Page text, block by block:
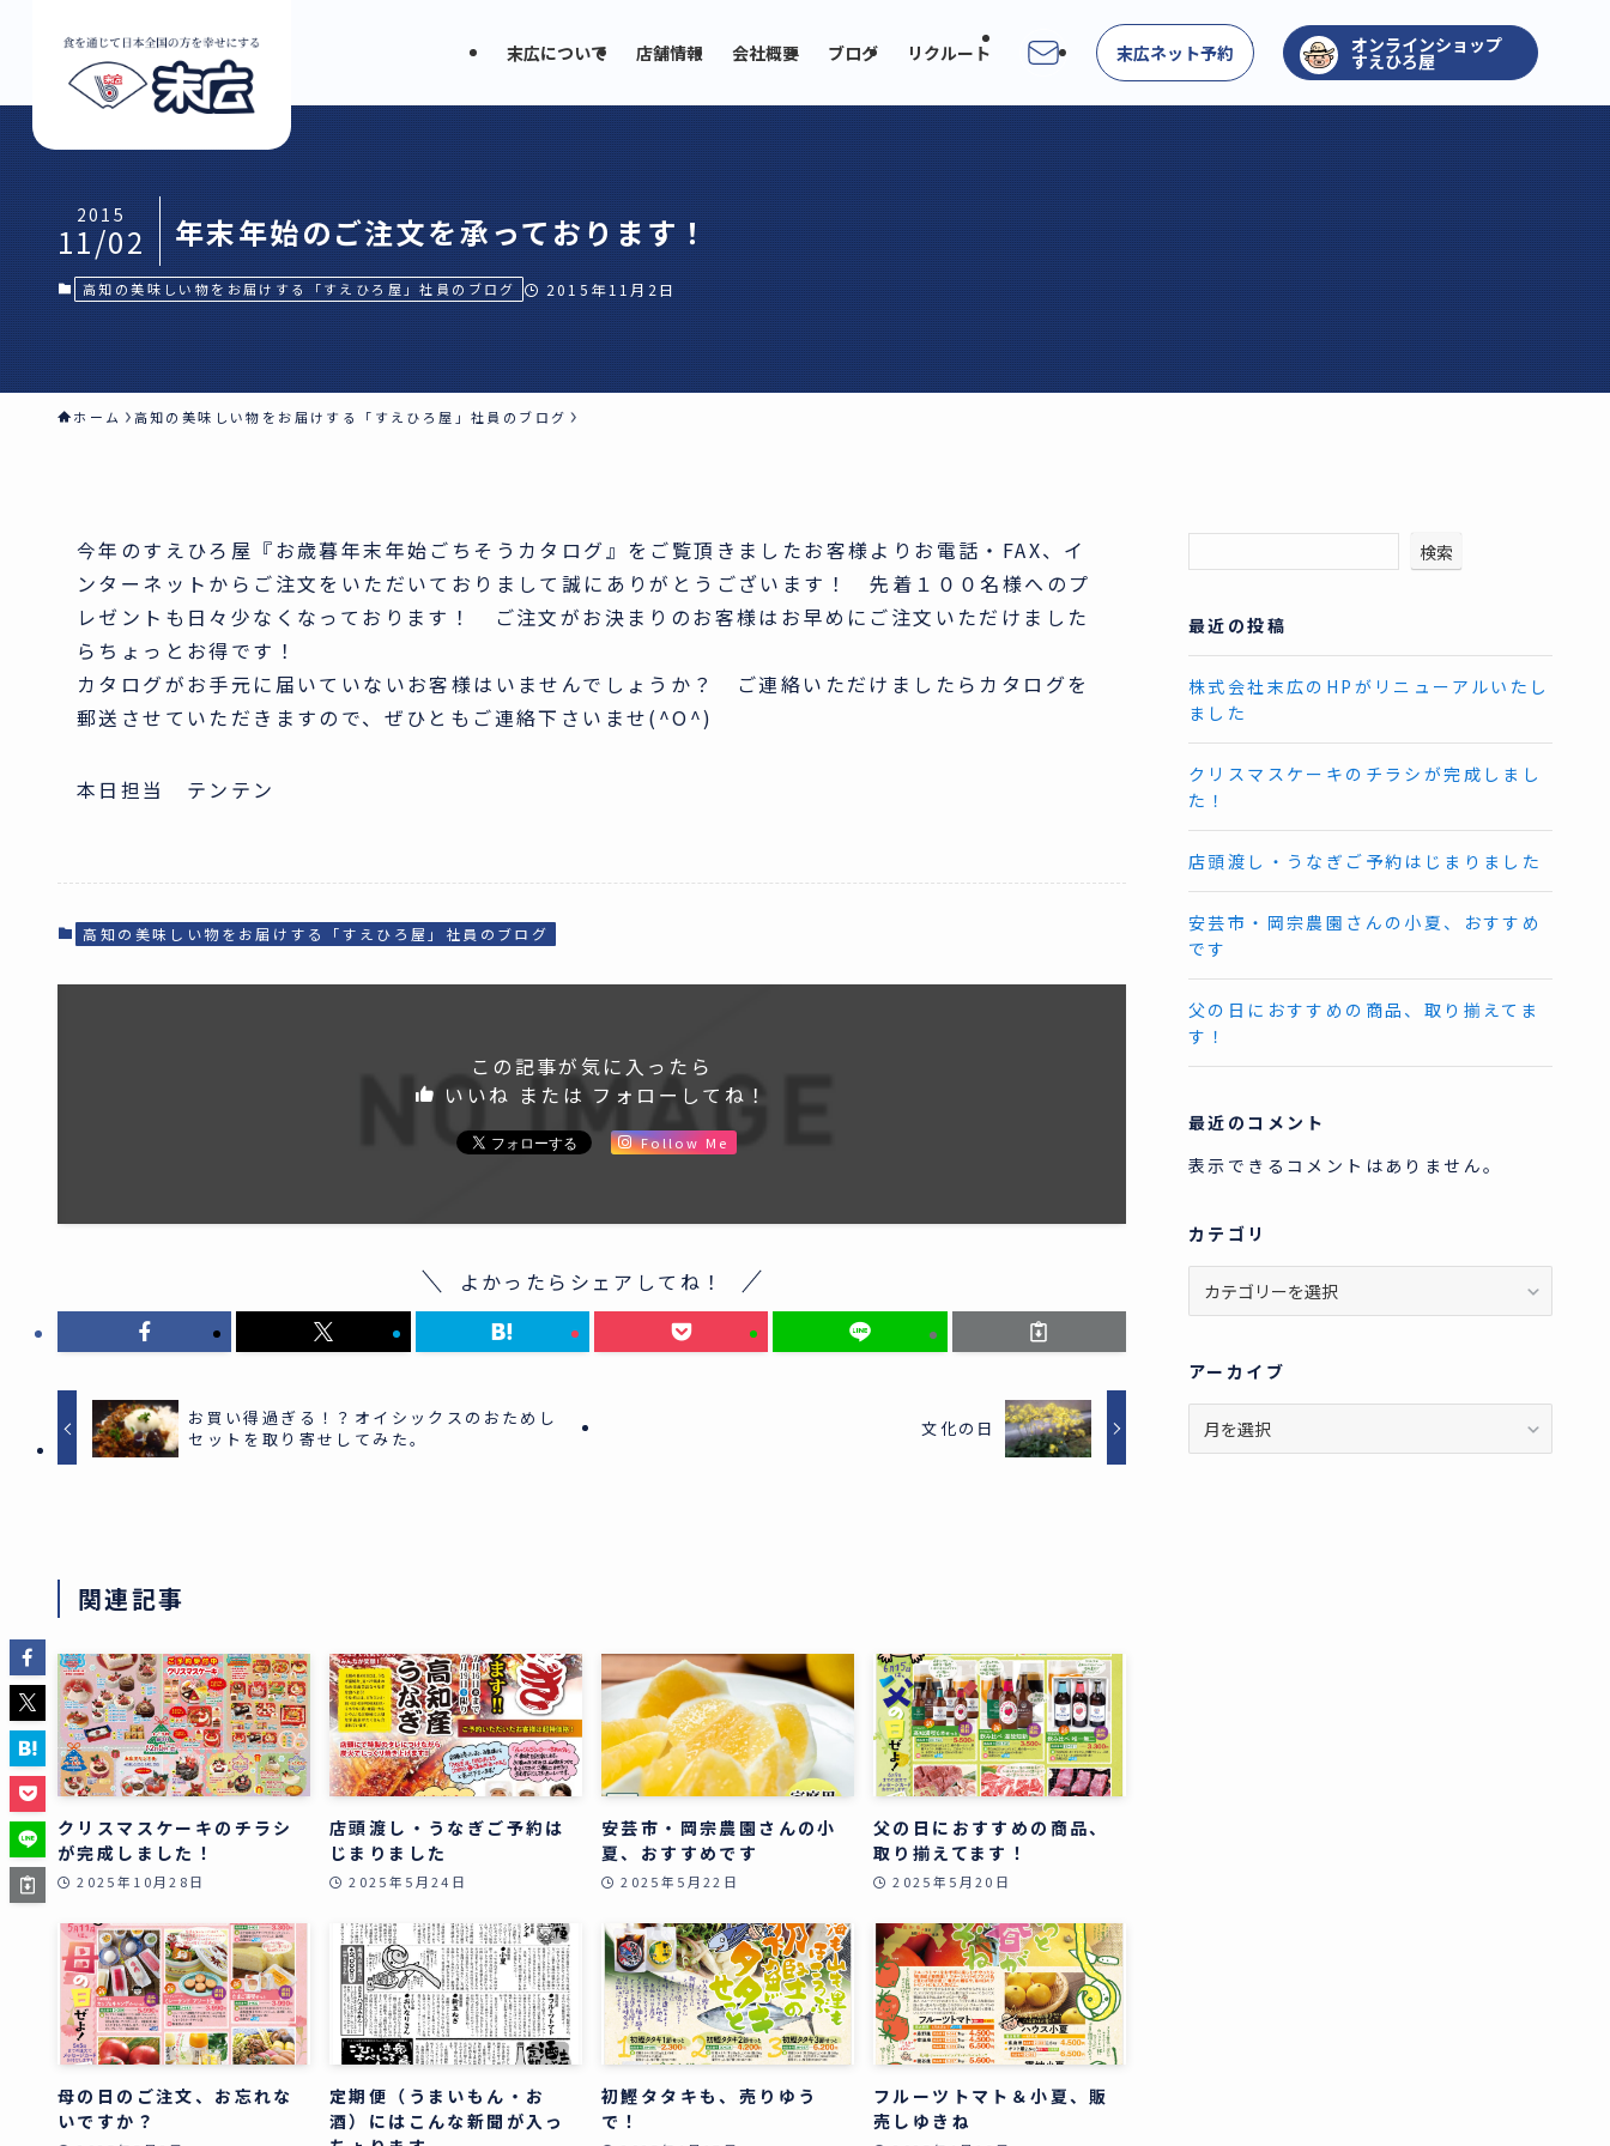
末広について 店舗情報 会社概要 ブログ リクルート
お問い合わせ
末広ネット予約 すえひろ屋
年末年始のご注文を承っております！
2015
11/02
高知の美味しい物をお届けする「すえひろ屋」社員のブログ 2015年11月2日
ホーム 高知の美味しい物をお届けする「すえひろ屋」社員のブログ
今年のすえひろ屋『お歳暮年末年始ごちそうカタログ』をご覧頂きましたお客様よりお電話・FAX、イ
ンターネットからご注文をいただいておりまして誠にありがとうございます！ 先着１００名様へのプ
レゼントも日々少なくなっております！ ご注文がお決まりのお客様はお早めにご注文いただけました
らちょっとお得です！
カタログがお手元に届いていないお客様はいませんでしょうか？ ご連絡いただけましたらカタログを
郵送させていただきますので、ぜひともご連絡下さいませ(^O^)
本日担当 テンテン
高知の美味しい物をお届けする「すえひろ屋」社員のブログ
この記事が気に入ったら
いいね または フォローしてね！
Follow Me
よかったらシェアしてね！
お買い得過ぎる！？オイシックスのおためし
セットを取り寄せしてみた。
文化の日
関連記事
クリスマスケーキのチラシ
が完成しました！
2025年10月28日
店頭渡し・うなぎご予約は
じまりました
2025年5月24日
安芸市・岡宗農園さんの小
夏、おすすめです
2025年5月22日
父の日におすすめの商品、
取り揃えてます！
2025年5月20日
母の日のご注文、お忘れな
いですか？
定期便（うまいもん・お
酒）にはこんな新聞が入っ
初鰹タタキも、売りゆう
で！
フルーツトマト＆小夏、販
売しゆきね
検索
最近の投稿
株式会社末広のHPがリニューアルいたし
ました
クリスマスケーキのチラシが完成しまし
た！
店頭渡し・うなぎご予約はじまりました
安芸市・岡宗農園さんの小夏、おすすめ
です
父の日におすすめの商品、取り揃えてま
す！
最近のコメント
表示できるコメントはありません。
カテゴリ
テ
アーカイブ
ー